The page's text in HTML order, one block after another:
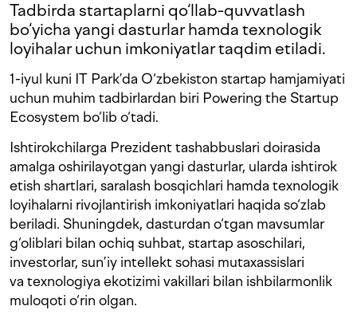
Tadbirda startaplarni qo‘llab-quvvatlash
bo‘yicha yangi dasturlar hamda texnologik
loyihalar uchun imkoniyatlar taqdim etiladi.
1-iyul kuni IT Park’da O‘zbekiston startap hamjamiyati
uchun muhim tadbirlardan biri Powering the Startup
Ecosystem bo‘lib o‘tadi.
Ishtirokchilarga Prezident tashabbuslari doirasida
amalga oshirilayotgan yangi dasturlar, ularda ishtirok
etish shartlari, saralash bosqichlari hamda texnologik
loyihalarni rivojlantirish imkoniyatlari haqida so‘zlab
beriladi. Shuningdek, dasturdan o‘tgan mavsumlar
g‘oliblari bilan ochiq suhbat, startap asoschilari,
investorlar, sun’iy intellekt sohasi mutaxassislari
va texnologiya ekotizimi vakillari bilan ishbilarmonlik
muloqoti o‘rin olgan.